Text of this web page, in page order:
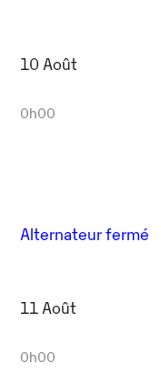
10 Août
0h00
Alternateur fermé
11 Août
0h00